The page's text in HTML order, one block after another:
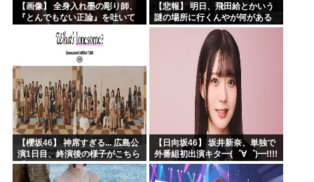
【画像】 全身入れ墨の彫り師、
『とんでもない正論』を吐いて
【悲報】 明日、飛田給とかいう
謎の場所に行くんやが何がある
んや????・・・・・・・・・
【櫻坂46】 神席すぎる... 広島公
演1日目、終演後の様子がこちら
【全国ツアー2026 What’s
lonesome?】
【日向坂46】 坂井新奈、単独で
外番組初出演キタ━(゜∀゜)━!!!!